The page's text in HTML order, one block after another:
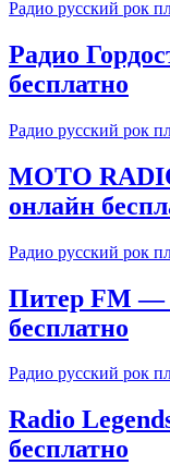
Радио русский рок
Радио
бесплатно
Радио русский рок
MOTO
онлайн
Радио русский рок
Питер FM —
бесплатно
Радио русский рок
Radio
бесплатно